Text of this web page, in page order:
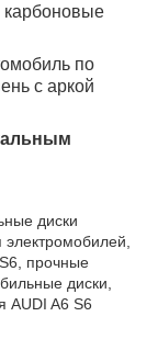
карбоновые
по
с аркой
диски
прочные
диски,
AUDI A6 S6